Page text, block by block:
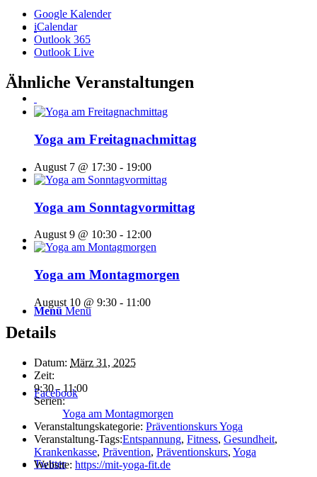
Menü Menü
Facebook
Twitter
Google Kalender
iCalendar
Outlook 365
Outlook Live
Ähnliche Veranstaltungen
Yoga am Freitagnachmittag
August 7 @ 17:30 - 19:00
Yoga am Sonntagvormittag
August 9 @ 10:30 - 12:00
Yoga am Montagmorgen
August 10 @ 9:30 - 11:00
Details
Datum: März 31, 2025
Zeit:
9:30 - 11:00
Serien:
Yoga am Montagmorgen
Veranstaltungskategorie: Präventionskurs Yoga
Veranstaltung-Tags:Entspannung, Fitness, Gesundheit,
Krankenkasse, Prävention, Präventionskurs, Yoga
Website: https://mit-yoga-fit.de